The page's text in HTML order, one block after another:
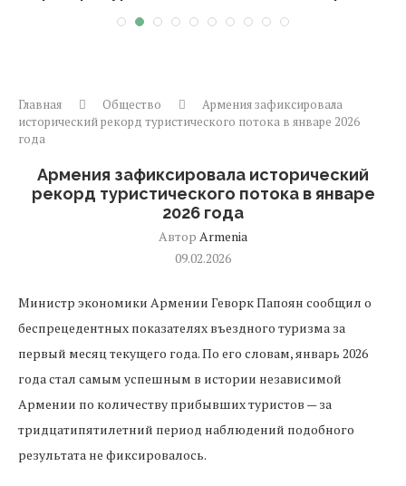
Главная Общество
Армения зафиксировала
исторический рекорд туристического потока в январе 2026
года
Армения зафиксировала исторический
рекорд туристического потока в январе
2026 года
Автор Armenia
09.02.2026
Министр экономики Армении Геворк Папоян сообщил о
беспрецедентных показателях въездного туризма за
первый месяц текущего года. По его словам, январь 2026
года стал самым успешным в истории независимой
Армении по количеству прибывших туристов — за
тридцатипятилетний период наблюдений подобного
результата не фиксировалось.